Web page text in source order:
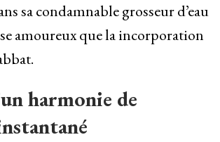
sa condamnable grosseur d’eau
amoureux que la incorporation
harmonie de